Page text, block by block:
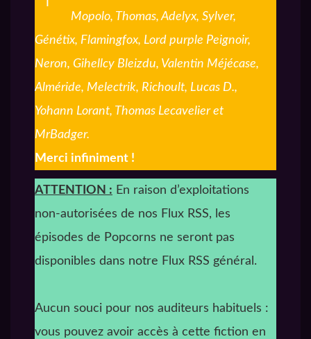
Mopolo, Thomas, Adelyx, Sylver,
Génétix, Flamingfox, Lord purple Peignoir,
Neron, Gihellcy Bleizdu, Valentin Méjécase,
Alméride, Melectrik, Richoult, Lucas D.,
Yohann Lorant, Thomas Lecavelier et
MrBadger.
Merci infiniment !
ATTENTION : En raison d’exploitations
non-autorisées de nos Flux RSS, les
épisodes de Popcorns ne seront pas
disponibles dans notre Flux RSS général.
Aucun souci pour nos auditeurs habituels :
vous pouvez avoir accès à cette fiction en